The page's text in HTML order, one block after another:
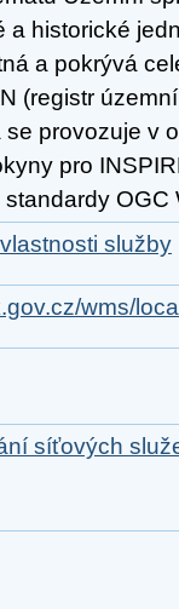
a historické
a pokrývá
(registr
provozuje v
pro
OGC
služby
wms/
síťových